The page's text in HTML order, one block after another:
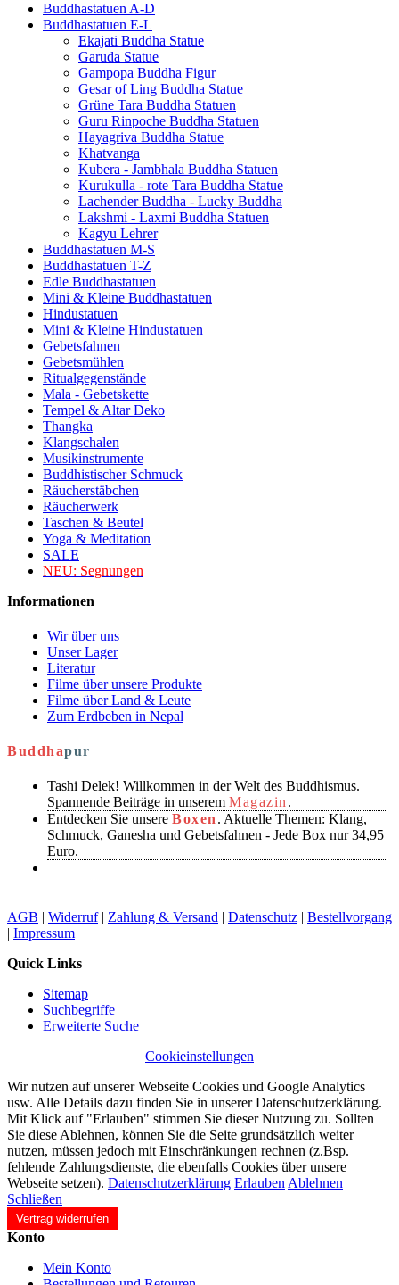
Buddhastatuen A-D
Buddhastatuen E-L
Ekajati Buddha Statue
Garuda Statue
Gampopa Buddha Figur
Gesar of Ling Buddha Statue
Grüne Tara Buddha Statuen
Guru Rinpoche Buddha Statuen
Hayagriva Buddha Statue
Khatvanga
Kubera - Jambhala Buddha Statuen
Kurukulla - rote Tara Buddha Statue
Lachender Buddha - Lucky Buddha
Lakshmi - Laxmi Buddha Statuen
Kagyu Lehrer
Buddhastatuen M-S
Buddhastatuen T-Z
Edle Buddhastatuen
Mini & Kleine Buddhastatuen
Hindustatuen
Mini & Kleine Hindustatuen
Gebetsfahnen
Gebetsmühlen
Ritualgegenstände
Mala - Gebetskette
Tempel & Altar Deko
Thangka
Klangschalen
Musikinstrumente
Buddhistischer Schmuck
Räucherstäbchen
Räucherwerk
Taschen & Beutel
Yoga & Meditation
SALE
NEU: Segnungen
Informationen
Wir über uns
Unser Lager
Literatur
Filme über unsere Produkte
Filme über Land & Leute
Zum Erdbeben in Nepal
Buddhapur
Tashi Delek! Willkommen in der Welt des Buddhismus.
Spannende Beiträge in unserem Magazin .
Entdecken Sie unsere Boxen . Aktuelle Themen: Klang,
Schmuck, Ganesha und Gebetsfahnen - Jede Box nur 34,95
Euro.
AGB | Widerruf| Zahlung & Versand | Datenschutz | Bestellvorgang
| Impressum
Quick Links
Sitemap
Suchbegriffe
Erweiterte Suche
Cookieinstellungen
Wir nutzen auf unserer Webseite Cookies und Google Analytics
usw. Alle Details dazu finden Sie in unserer Datenschutzerklärung.
Mit Klick auf "Erlauben" stimmen Sie dieser Nutzung zu. Sollten
Sie diese Ablehnen, können Sie die Seite grundsätzlich weiter
nutzen, müssen jedoch mit Einschränkungen rechnen (z.Bsp.
fehlende Zahlungsdienste, die ebenfalls Cookies über unsere
Webseite setzen). Datenschutzerklärung Erlauben Ablehnen
Schließen
Vertrag widerrufen
Konto
Mein Konto